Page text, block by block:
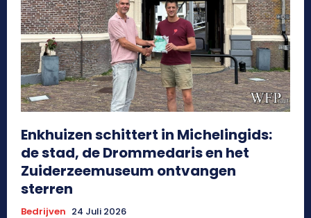
Enkhuizen schittert in Michelingids:
de stad, de Drommedaris en het
Zuiderzeemuseum ontvangen
sterren
Bedrijven 24 Juli 2026